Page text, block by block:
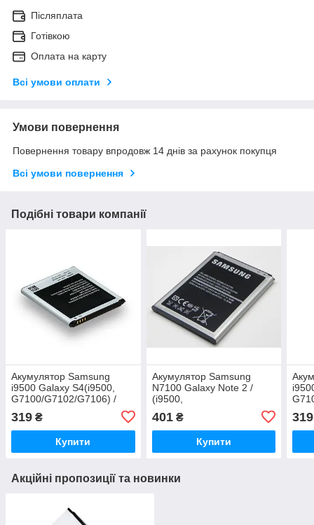
Післяплата
Готівкою
Оплата на карту
Всі умови оплати
Умови повернення
Повернення товару впродовж 14 днів за рахунок покупця
Всі умови повернення
Подібні товари компанії
Акумулятор Samsung
i9500 Galaxy S4(i9500,
G7100/G7102/G7106) /
B600BC 2600 mAh AAAA
Original PRC
319 ₴
Купити
Акумулятор Samsung
N7100 Galaxy Note 2 /
(i9500,
EB595675LU, 3100 mAh
Original PRC
401₴
Купити
319
Акційні пропозиції та новинки